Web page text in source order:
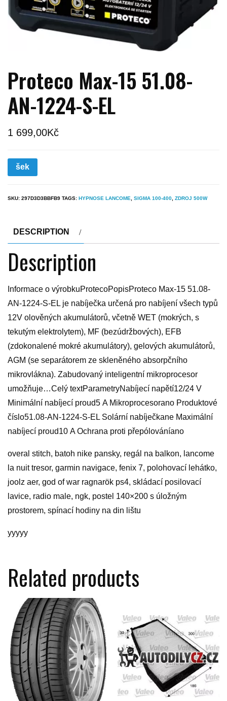
Proteco Max-15 51.08-
AN-1224-S-EL
1 699,00Kč
šek
SKU: 297D3D3BBFB9 TAGS: HYPNOSE LANCOME, SIGMA 100-400, ZDROJ 500W
DESCRIPTION
Description
Informace o výrobkuProtecoPopisProteco Max-15 51.08-
AN-1224-S-EL je nabíječka určená pro nabíjení všech typů
12V olověných akumulátorů, včetně WET (mokrých, s
tekutým elektrolytem), MF (bezúdržbových), EFB
(zdokonalené mokré akumulátory), gelových akumulátorů,
AGM (se separátorem ze skleněného absorpčního
mikrovlákna). Zabudovaný inteligentní mikroprocesor
umožňuje…Celý textParametryNabíjecí napětí12/24 V
Minimální nabíjecí proud5 A Mikroprocesorano Produktové
číslo51.08-AN-1224-S-EL Solární nabíječkane Maximální
nabíjecí proud10 A Ochrana proti přepólováníano
overal stitch, batoh nike pansky, regál na balkon, lancome
la nuit tresor, garmin navigace, fenix 7, polohovací lehátko,
joolz aer, god of war ragnarök ps4, skládací posilovací
lavice, radio male, ngk, postel 140×200 s úložným
prostorem, spínací hodiny na din lištu
yyyyy
Related products